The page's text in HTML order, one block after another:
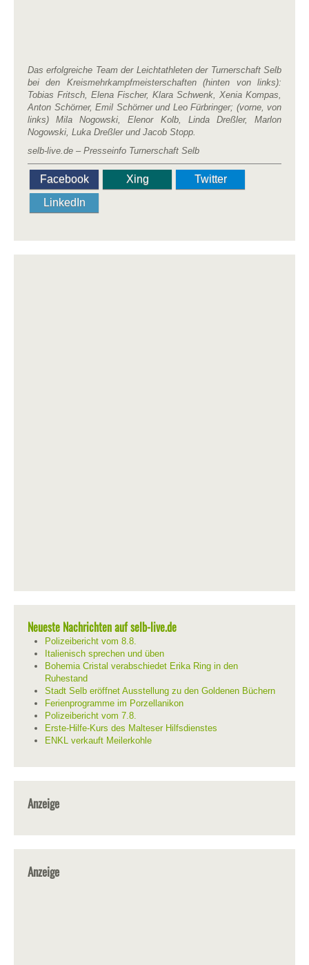
Das erfolgreiche Team der Leichtathleten der Turnerschaft Selb
bei den Kreismehrkampfmeisterschaften (hinten von links):
Tobias Fritsch, Elena Fischer, Klara Schwenk, Xenia Kompas,
Anton Schörner, Emil Schörner und Leo Fürbringer; (vorne, von
links) Mila Nogowski, Elenor Kolb, Linda Dreßler, Marlon
Nogowski, Luka Dreßler und Jacob Stopp.
selb-live.de – Presseinfo Turnerschaft Selb
Facebook Xing
Twitter
LinkedIn
Neueste Nachrichten auf selb-live.de
Polizeibericht vom 8.8.
Italienisch sprechen und üben
Bohemia Cristal verabschiedet Erika Ring in den
Ruhestand
Stadt Selb eröffnet Ausstellung zu den Goldenen Büchern
Ferienprogramme im Porzellanikon
Polizeibericht vom 7.8.
Erste-Hilfe-Kurs des Malteser Hilfsdienstes
ENKL verkauft Meilerkohle
Anzeige
Anzeige